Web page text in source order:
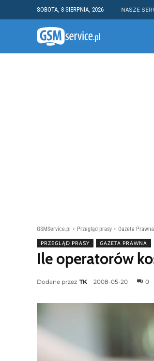
SOBOTA, 8 SIERPNIA, 2026 NASZE
GSMService.pl Przegląd prasy Gazeta Prawna
PRZEGLĄD PRASY GAZETA PRAWNA
Ile operatorów
Dodane przez TK 2008-05-20 0